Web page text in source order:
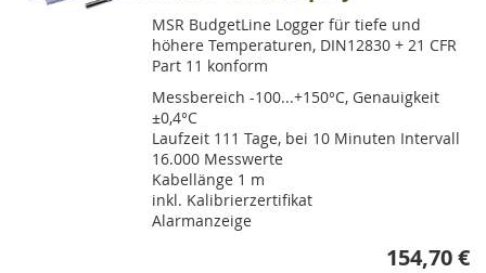
MSR BudgetLine Logger für tiefe und
höhere Temperaturen, DIN12830 + 21 CFR
Part 11 konform
Messbereich -100...+150°C, Genauigkeit
±0,4°C
Laufzeit 111 Tage, bei 10 Minuten Intervall
16.000 Messwerte
Kabellänge 1 m
inkl. Kalibrierzertifikat
Alarmanzeige
154,70 €